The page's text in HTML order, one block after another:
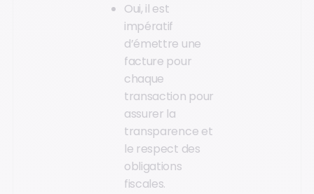
Oui, il est
impératif
d’émettre une
facture pour
chaque
transaction pour
assurer la
transparence et
le respect des
obligations
fiscales.